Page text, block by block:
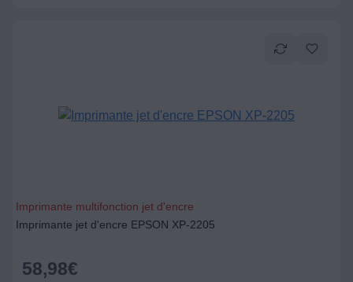
Imprimante multifonction jet d'encre
Imprimante jet d'encre EPSON XP-2205
58,98€